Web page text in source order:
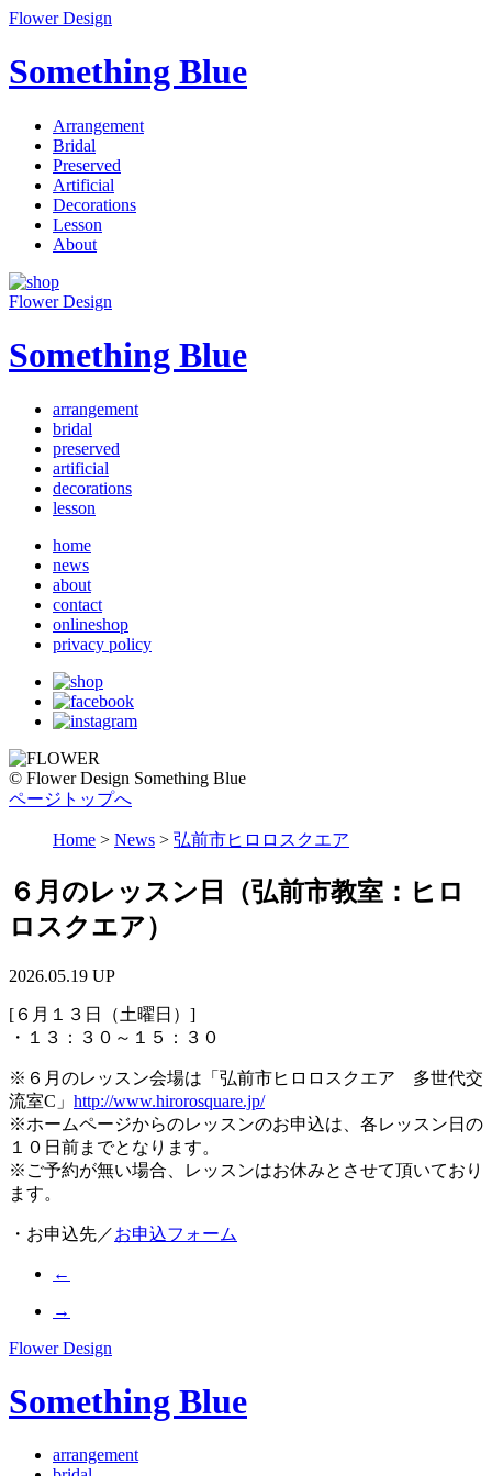
Flower Design
Something Blue
Arrangement
Bridal
Preserved
Artificial
Decorations
Lesson
About
Flower Design
Something Blue
arrangement
bridal
preserved
artificial
decorations
lesson
home
news
about
contact
onlineshop
privacy policy
© Flower Design Something Blue
ページトップへ
Home > News > 弘前市ヒロロスクエア
６月のレッスン日（弘前市教室：ヒロ
ロスクエア）
2026.05.19 UP
[６月１３日（土曜日）]
・１３：３０～１５：３０
※６月のレッスン会場は「弘前市ヒロロスクエア 多世代交
流室C」 http://www.hirorosquare.jp/
※ホームページからのレッスンのお申込は、各レッスン日の
１０日前までとなります。
※ご予約が無い場合、レッスンはお休みとさせて頂いており
ます。
・お申込先／お申込フォーム
←
→
Flower Design
Something Blue
arrangement